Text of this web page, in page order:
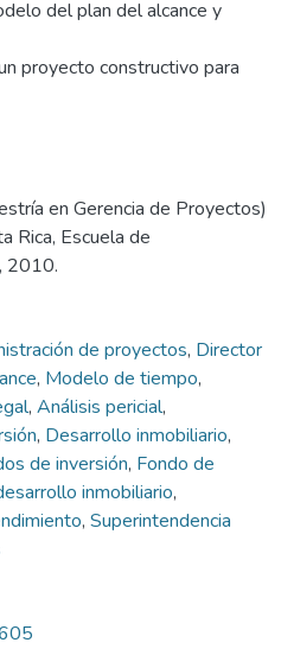
del plan del alcance y
proyecto constructivo para
en Gerencia de Proyectos)
Rica, Escuela de
2010.
de proyectos, Director
, Modelo de tiempo,
, Análisis pericial,
, Desarrollo inmobiliario,
de inversión, Fondo de
inmobiliario,
, Superintendencia